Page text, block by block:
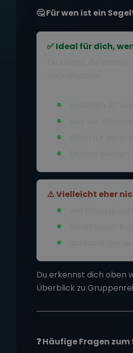
🤔 Für wen ist ein
✅ Ideal für dich,
⚠️ Vielleicht eher
Du erkennst dich oben
Überblick zu
❓ Häufige Fragen